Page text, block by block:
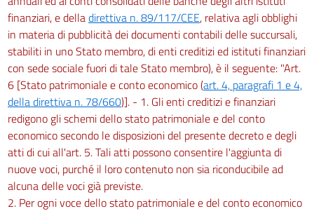
finanziari, e delladirettiva n. 89/117/CEE, relativa agli obblighi
in materia di pubblicità dei documenti contabili delle succursali,
stabiliti in uno Stato membro, di enti creditizi ed istituti finanziari
con sede sociale fuori di tale Stato membro), è il seguente: "Art.
6 [Stato patrimoniale e conto economico (art. 4, paragrafi 1 e 4,
della direttiva n. 78/660)]. - 1. Gli enti creditizi e finanziari
redigono gli schemi dello stato patrimoniale e del conto
economico secondo le disposizioni del presente decreto e degli
atti di cui all'art. 5. Tali atti possono consentire l'aggiunta di
nuove voci, purché il loro contenuto non sia riconducibile ad
alcuna delle voci già previste.
2. Per ogni voce dello stato patrimoniale e del conto economico